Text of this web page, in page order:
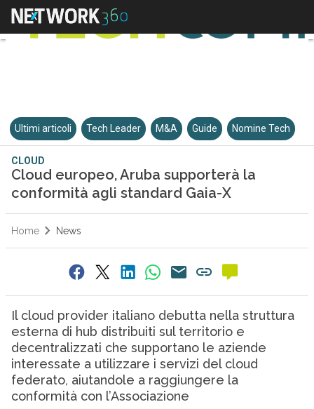
Ultimi articoli Tech Leader M&A Guide Nomine Tech
CLOUD
Cloud europeo, Aruba supporterà la
conformità agli standard Gaia-X
Home News
Il cloud provider italiano debutta nella struttura
esterna di hub distribuiti sul territorio e
decentralizzati che supportano le aziende
interessate a utilizzare i servizi del cloud
federato, aiutandole a raggiungere la
conformità con l’Associazione